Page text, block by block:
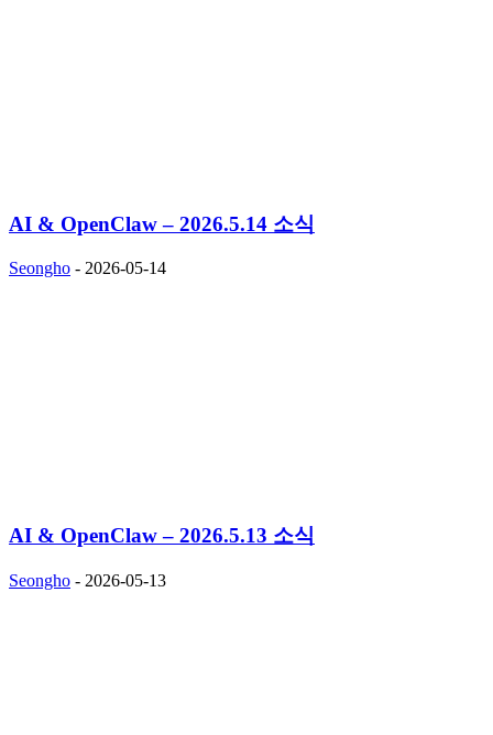
AI & OpenClaw – 2026.5.14 소식
Seongho - 2026-05-14
AI & OpenClaw – 2026.5.13 소식
Seongho - 2026-05-13